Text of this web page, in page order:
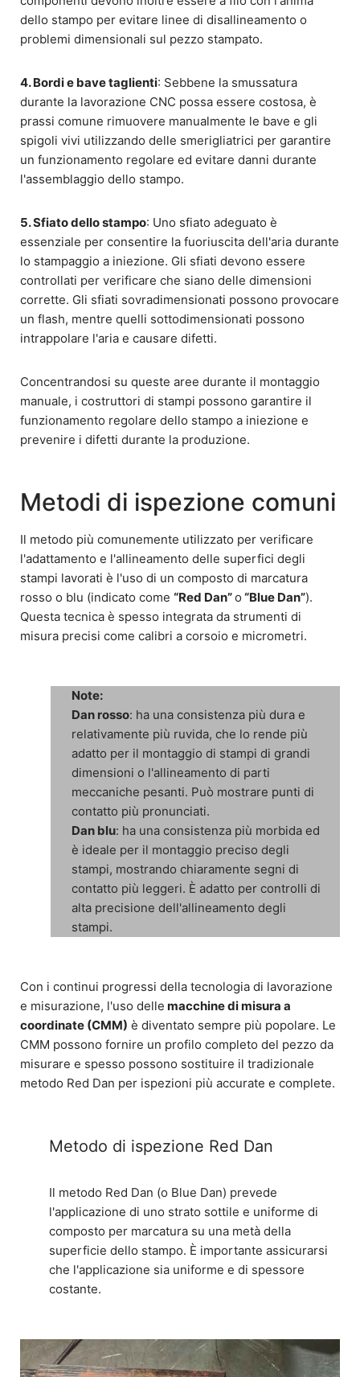
dello stampo per evitare linee di disallineamento o
problemi dimensionali sul pezzo stampato.
4. Bordi e bave taglienti: Sebbene la smussatura
durante la lavorazione CNC possa essere costosa, è
prassi comune rimuovere manualmente le bave e gli
spigoli vivi utilizzando delle smerigliatrici per garantire
un funzionamento regolare ed evitare danni durante
l'assemblaggio dello stampo.
5. Sfiato dello stampo: Uno sfiato adeguato è
essenziale per consentire la fuoriuscita dell'aria durante
lo stampaggio a iniezione. Gli sfiati devono essere
controllati per verificare che siano delle dimensioni
corrette. Gli sfiati sovradimensionati possono provocare
un flash, mentre quelli sottodimensionati possono
intrappolare l'aria e causare difetti.
Concentrandosi su queste aree durante il montaggio
manuale, i costruttori di stampi possono garantire il
funzionamento regolare dello stampo a iniezione e
prevenire i difetti durante la produzione.
Metodi di ispezione comuni
Il metodo più comunemente utilizzato per verificare
l'adattamento e l'allineamento delle superfici degli
stampi lavorati è l'uso di un composto di marcatura
rosso o blu (indicato come “Red Dan”o “Blue Dan”).
Questa tecnica è spesso integrata da strumenti di
misura precisi come calibri a corsoio e micrometri.
Note:
Dan rosso: ha una consistenza più dura e
relativamente più ruvida, che lo rende più
adatto per il montaggio di stampi di grandi
dimensioni o l'allineamento di parti
meccaniche pesanti. Può mostrare punti di
contatto più pronunciati.
Dan blu: ha una consistenza più morbida ed
è ideale per il montaggio preciso degli
stampi, mostrando chiaramente segni di
contatto più leggeri. È adatto per controlli di
alta precisione dell'allineamento degli
stampi.
Con i continui progressi della tecnologia di lavorazione
e misurazione, l'uso delle macchine di misura a
coordinate (CMM) è diventato sempre più popolare. Le
CMM possono fornire un profilo completo del pezzo da
misurare e spesso possono sostituire il tradizionale
metodo Red Dan per ispezioni più accurate e complete.
Metodo di ispezione Red Dan
Il metodo Red Dan (o Blue Dan) prevede
l'applicazione di uno strato sottile e uniforme di
composto per marcatura su una metà della
superficie dello stampo. È importante assicurarsi
che l'applicazione sia uniforme e di spessore
costante.